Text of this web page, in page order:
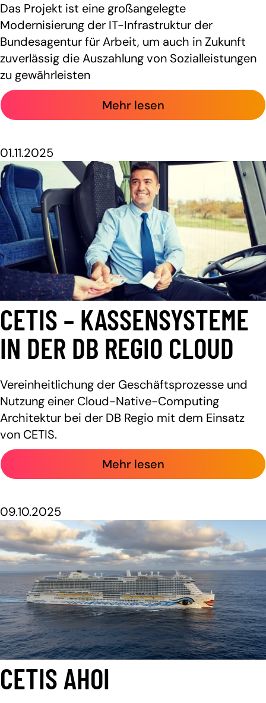
Das Projekt ist eine großangelegte
Modernisierung der IT-Infrastruktur der
Bundesagentur für Arbeit, um auch in Zukunft
zuverlässig die Auszahlung von Sozialleistungen
zu gewährleisten
Mehr lesen
01.11.2025
CETIS – KASSENSYSTEME
IN DER DB REGIO CLOUD
Vereinheitlichung der Geschäftsprozesse und
Nutzung einer Cloud-Native-Computing
Architektur bei der DB Regio mit dem Einsatz
von CETIS.
Mehr lesen
09.10.2025
CETIS AHOI